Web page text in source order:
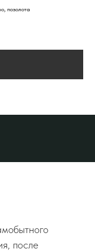
позолота
после